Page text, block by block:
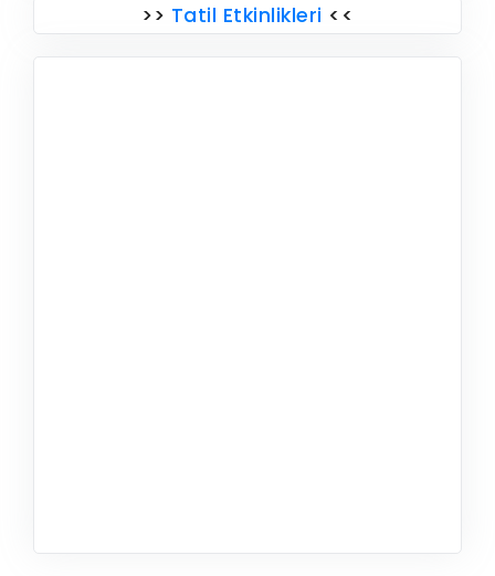
>> Tatil Etkinlikleri <<